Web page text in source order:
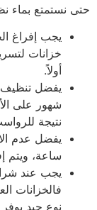
حتى نستمتع بماء
يجب إفراغ
خزانات
أولاً.
يفضل تنظيف
شهور على
نتيجة
ساعة، ويتم
يجب عند
فالخزانات
نوع جيد